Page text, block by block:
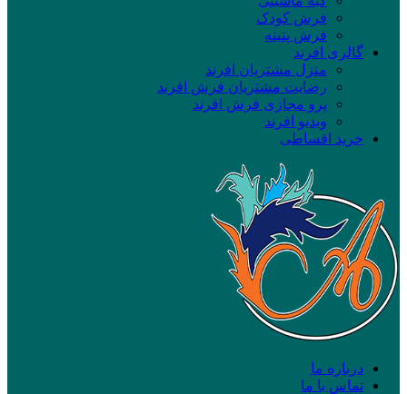
فرش کودک
فرش پتینه
گالری افرند
منزل مشتریان افرند
رضایت مشتریان فرش افرند
پرو مجازی فرش افرند
ویدیو افرند
خرید اقساطی
درباره ما
تماس با ما